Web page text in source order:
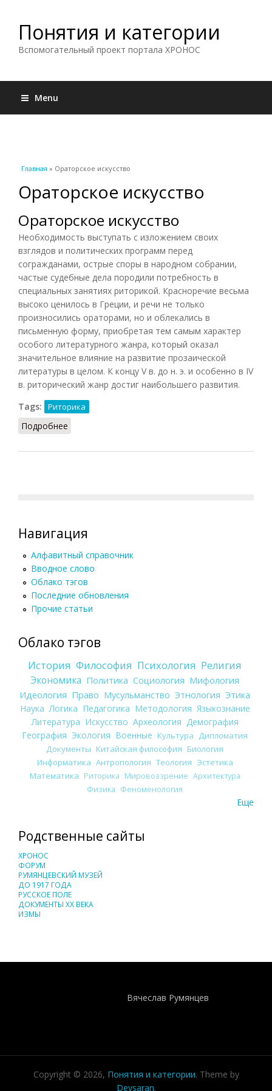
Понятия и категории
Вспомогательный проект портала ХРОНОС
Menu
Вы здесь
Главная » Ораторское искусство
Ораторское искусство
Ораторское искусство
Необходимость выступать с изложением своих
взглядов и политических программ перед
согражданами, острые споры в народном собрании,
частые судебные дела породили потребность в
специальных занятиях риторикой. Красноречие весьма
высоко ценилось в Греции, и речи не только
произносились ораторами, но и облекались в
письменную форму, приобретая тем самым характер
особого литературного жанра, который оказал
значительное влияние на развитие прозаической
литературы в целом. К концу V в. до н. э. и особенно в IV
в. риторический жанр достиг наибольшего развития.
Tags:
Риторика
Подробнее
Навигация
Алфавитный справочник
Вводное слово
Облако тэгов
Последние обновления
Прочие статьи
Облако тэгов
История Философия Психология Религия
Экономика Политика Социология Мифология
Идеология Право Мусульманство Этнология Этика
Наука Логика Педагогика Методология Языкознание
Литература Искусство Археология Демография
География Экология Военные Культура
Дипломатия
Документы Китайская философия Биология
Информатика Антропология Теология Эстетика
Математика Риторика Мировоззрение Архитектура
Физика Феноменология
Еще
Родственные сайты
ХРОНОС
ФОРУМ
РУМЯНЦЕВСКИЙ МУЗЕЙ
ДО 1917 ГОДА
РУССКОЕ ПОЛЕ
ДОКУМЕНТЫ XX ВЕКА
ИЗМЫ
Вячеслав Румянцев
Copyright © 2026, Понятия и категории. Theme by
Devsaran.